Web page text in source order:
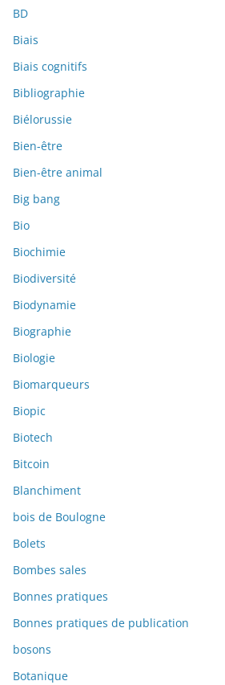
BD
Biais
Biais cognitifs
Bibliographie
Biélorussie
Bien-être
Bien-être animal
Big bang
Bio
Biochimie
Biodiversité
Biodynamie
Biographie
Biologie
Biomarqueurs
Biopic
Biotech
Bitcoin
Blanchiment
bois de Boulogne
Bolets
Bombes sales
Bonnes pratiques
Bonnes pratiques de publication
bosons
Botanique